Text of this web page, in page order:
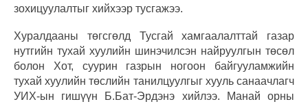
зохицуулалтыг хийхээр тусгажээ.
Хуралдааны төгсгөлд Тусгай хамгаалалттай газар
нутгийн тухай хуулийн шинэчилсэн найруулгын төсөл
болон Хот, суурин газрын ногоон байгууламжийн
тухай хуулийн төслийн танилцуулгыг хууль санаачлагч
УИХ-ын гишүүн Б.Бат-Эрдэнэ хийлээ. Манай орны